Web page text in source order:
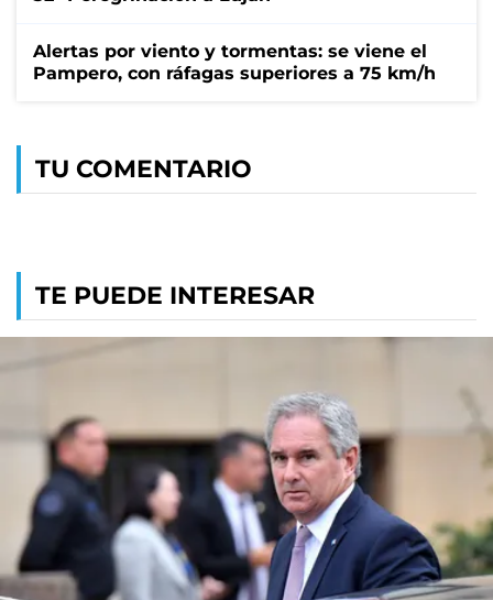
Alertas por viento y tormentas: se viene el
Pampero, con ráfagas superiores a 75 km/h
TU COMENTARIO
TE PUEDE INTERESAR